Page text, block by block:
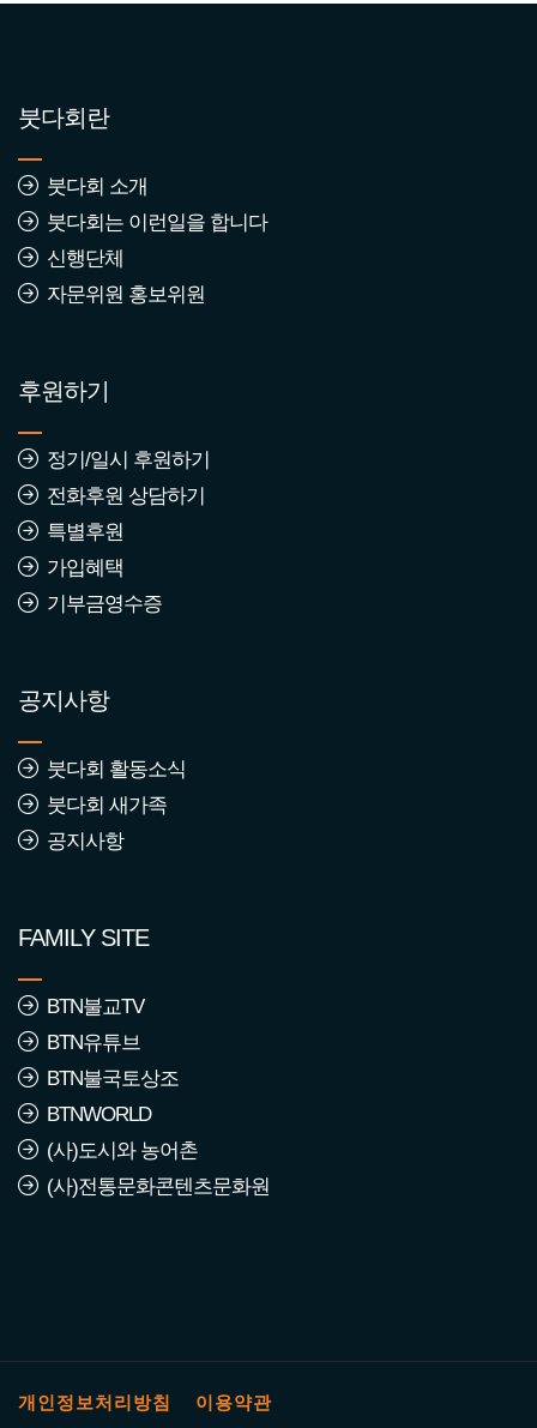
붓다회란
붓다회 소개
붓다회는 이런일을 합니다
신행단체
자문위원 홍보위원
후원하기
정기/일시 후원하기
전화후원 상담하기
특별후원
가입혜택
기부금영수증
공지사항
붓다회 활동소식
붓다회 새가족
공지사항
FAMILY SITE
BTN불교TV
BTN유튜브
BTN불국토상조
BTNWORLD
(사)도시와 농어촌
(사)전통문화콘텐츠문화원
개인정보처리방침 이용약관